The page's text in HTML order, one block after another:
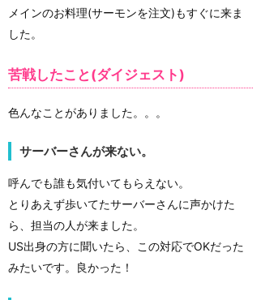
メインのお料理(サーモンを注文)もすぐに来ま
した。
苦戦したこと(ダイジェスト)
色んなことがありました。。。
サーバーさんが来ない。
呼んでも誰も気付いてもらえない。
とりあえず歩いてたサーバーさんに声かけた
ら、担当の人が来ました。
US出身の方に聞いたら、この対応でOKだった
みたいです。良かった！